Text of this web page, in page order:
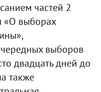
частей 2
«О выборах
выборов
двадцать дней до
также